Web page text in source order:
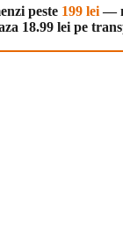
peste 199 lei—
18.99 lei pe